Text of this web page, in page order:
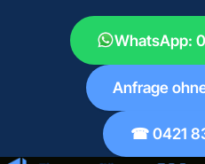
WhatsApp:
Anfrage
☎ 0421